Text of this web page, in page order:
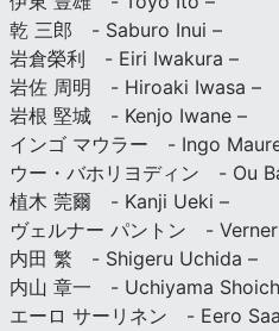
乾 三郎 - Saburo Inui –
岩倉榮利 - Eiri Iwakura –
岩佐 周明 - Hiroaki Iwasa –
岩根 堅城 - Kenjo Iwane –
インゴ マウラー - Ingo
ウー・バホリヨディン - Ou
植木 莞爾 - Kanji Ueki –
ヴェルナー パントン -
内田 繁 - Shigeru Uchida –
内山 章一 - Uchiyama
エーロ サーリネン - Eero